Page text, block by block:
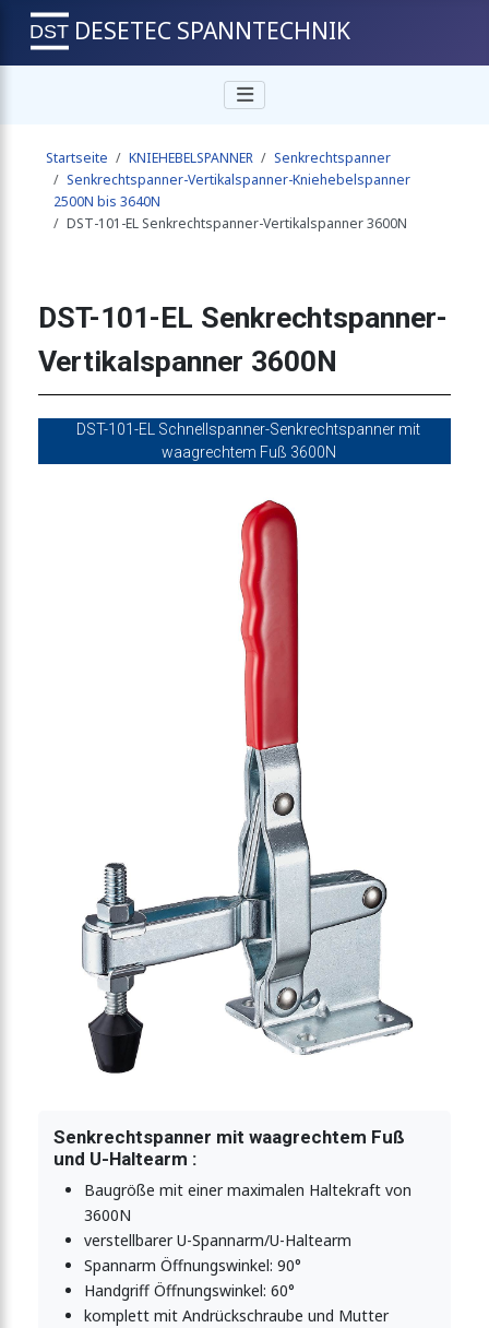
Vertikalspanner 3400N
Vertikalspanner 3400N
DESETEC SPANNTECHNIK
Startseite KNIEHEBELSPANNER
Senkrechtspanner
Senkrechtspanner-Vertikalspanner-Kniehebelspanner
2500N bis 3640N
DST-101-EL Senkrechtspanner-Vertikalspanner 3600N
DST-101-EL Senkrechtspanner-
Vertikalspanner 3600N
DST-101-EL Schnellspanner-Senkrechtspanner mit
waagrechtem Fuß 3600N
Senkrechtspanner mit waagrechtem Fuß
und U-Haltearm :
Baugröße mit einer maximalen Haltekraft von
3600N
verstellbarer U-Spannarm/U-Haltearm
Spannarm Öffnungswinkel: 90°
Handgriff Öffnungswinkel: 60°
komplett mit Andrückschraube und Mutter